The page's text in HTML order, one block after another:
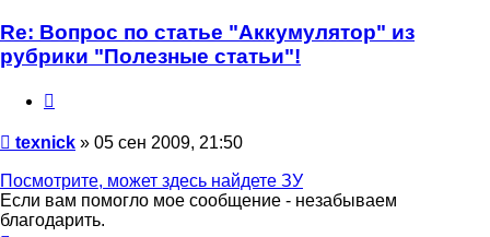
Re: Вопрос по статье "Аккумулятор" из
рубрики "Полезные статьи"!
Сообщение
texnick » 05 сен 2009, 21:50
Посмотрите, может здесь найдете ЗУ
Если вам помогло мое сообщение - незабываем
благодарить.